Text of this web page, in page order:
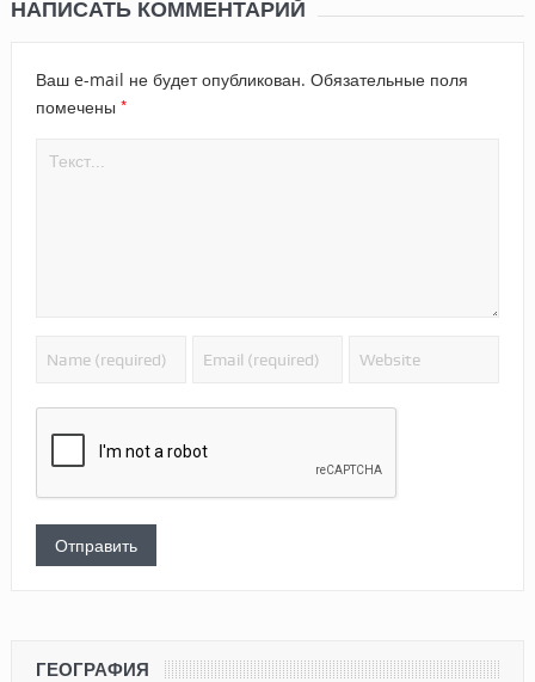
НАПИСАТЬ КОММЕНТАРИЙ
Ваш e-mail не будет опубликован. Обязательные поля
помечены *
ГЕОГРАФИЯ